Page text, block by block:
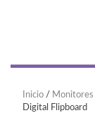
Inicio/ Monitores
Digital Flipboard